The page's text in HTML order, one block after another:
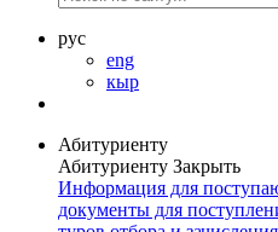
рус
eng
кыр
Абитуриенту
Абитуриенту Закрыть
Информация для
документы для